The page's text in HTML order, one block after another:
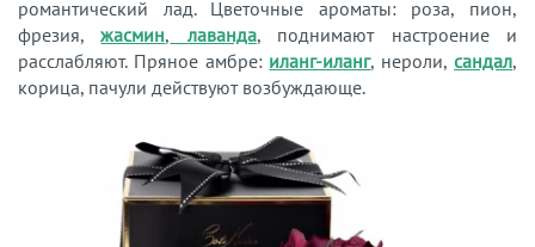
романтический лад. Цветочные ароматы: роза, пион,
фрезия,жасмин, лаванда, поднимают настроение и
расслабляют. Пряное амбре: иланг-иланг, нероли,сандал,
корица, пачули действуют возбуждающе.